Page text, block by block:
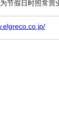
节假日时照常营